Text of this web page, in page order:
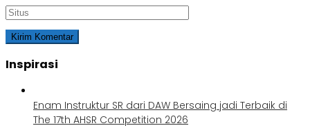
Inspirasi
Enam Instruktur SR dari DAW Bersaing jadi Terbaik di
The 17th AHSR Competition 2026